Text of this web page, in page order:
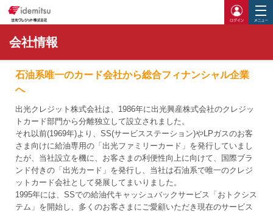
ログイ
会社情報
石油系唯一のカード会社から総合フィナンシャル企業
へ
出光クレジット株式会社は、1986年に出光興産株式会社のクレジッ
トカード部門から分離独立して設立されました。
それ以前(1969年)より、SS(サービスステーション)やLPガスのお客
さま向けに給油専用の「出光ファミリーカード」を発行していまし
たが、当社設立を機に、お客さまの利便性向上に向けて、国際ブラ
ンド付きの「出光カード」を発行し、当社は石油系で唯一のクレジ
ットカード会社として発展してまいりました。
1995年には、SSでの給油代キャッシュバックサービス「おトクシス
テム」を開始し、多くのお客さまにご愛顧いただき現在のサービス